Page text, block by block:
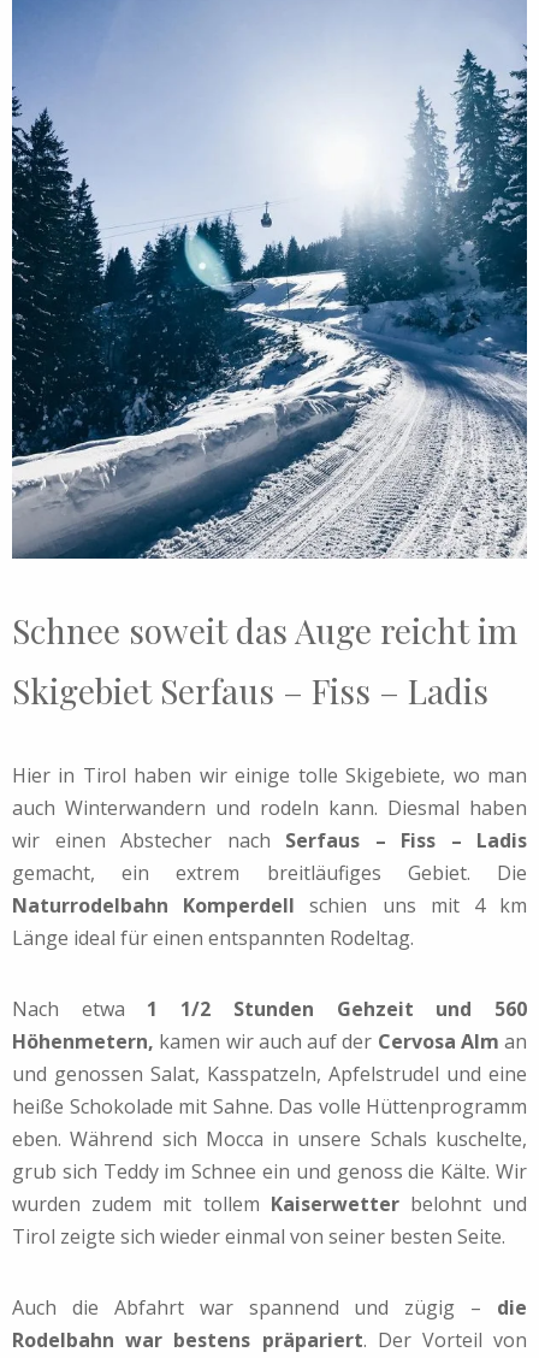
Schnee soweit das Auge reicht im
Skigebiet Serfaus – Fiss – Ladis
Hier in Tirol haben wir einige tolle Skigebiete, wo man
auch Winterwandern und rodeln kann. Diesmal haben
wir einen Abstecher nach Serfaus – Fiss – Ladis
gemacht, ein extrem breitläufiges Gebiet. Die
Naturrodelbahn Komperdell schien uns mit 4 km
Länge ideal für einen entspannten Rodeltag.
Nach etwa 1 1/2 Stunden Gehzeit und 560
Höhenmetern, kamen wir auch auf der Cervosa Alm an
und genossen Salat, Kasspatzeln, Apfelstrudel und eine
heiße Schokolade mit Sahne. Das volle Hüttenprogramm
eben. Während sich Mocca in unsere Schals kuschelte,
grub sich Teddy im Schnee ein und genoss die Kälte. Wir
wurden zudem mit tollem Kaiserwetterbelohnt und
Tirol zeigte sich wieder einmal von seiner besten Seite.
Auch die Abfahrt war spannend und zügig – die
Rodelbahn war bestens präpariert. Der Vorteil von